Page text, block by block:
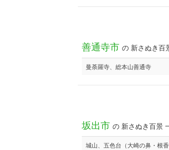
善通寺市 の 新さぬき百
曼荼羅寺、総本山善通寺
坂出市 の 新さぬき百景
城山、五色台（大崎の鼻・根